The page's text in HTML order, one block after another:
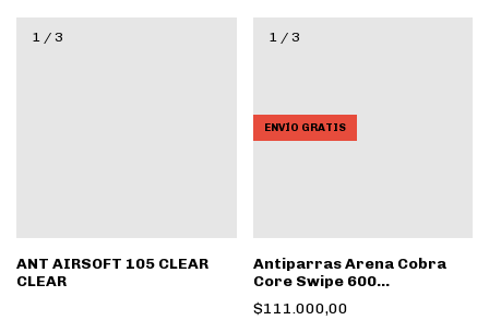
1 / 3
ANT AIRSOFT 105 CLEAR
CLEAR
1/ 3
ENVÍO GRATIS
Antiparras Arena Cobra
Core Swipe 600
Ahumado/Negro
$111.000,00